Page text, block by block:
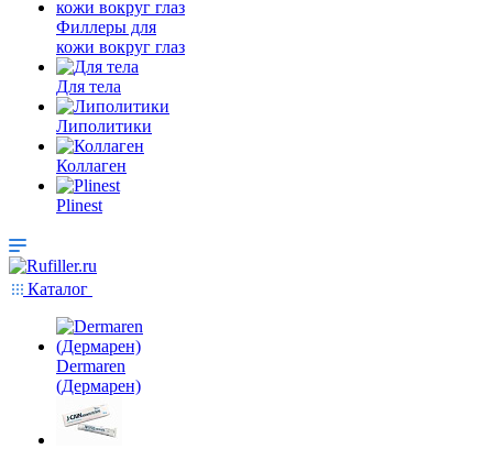
Филлеры для
кожи вокруг глаз
Для тела
Липолитики
Коллаген
Plinest
Каталог
Dermaren
(Дермарен)